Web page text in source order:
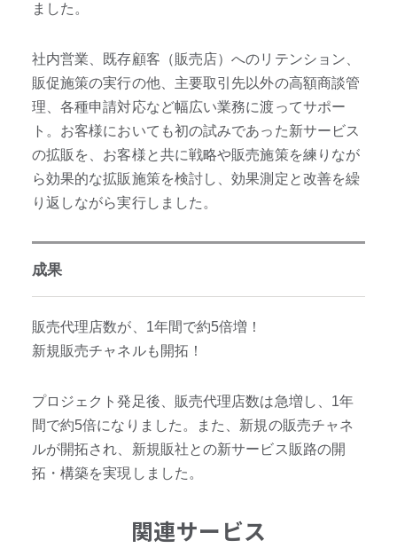
ました。
社内営業、既存顧客（販売店）へのリテンション、
販促施策の実行の他、主要取引先以外の高額商談管
理、各種申請対応など幅広い業務に渡ってサポー
ト。お客様においても初の試みであった新サービス
の拡販を、お客様と共に戦略や販売施策を練りなが
ら効果的な拡販施策を検討し、効果測定と改善を繰
り返しながら実行しました。
成果
販売代理店数が、1年間で約5倍増！
新規販売チャネルも開拓！
プロジェクト発足後、販売代理店数は急増し、1年
間で約5倍になりました。また、新規の販売チャネ
ルが開拓され、新規販社との新サービス販路の開
拓・構築を実現しました。
関連サービス